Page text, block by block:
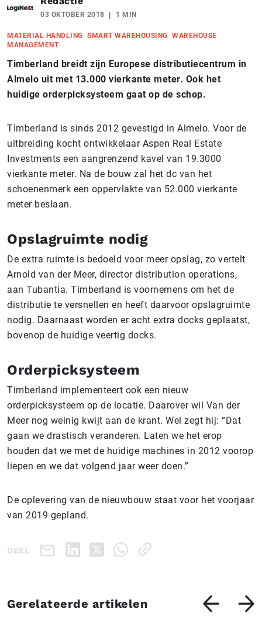
03 OKTOBER 2018 1 MIN
MATERIAL HANDLING SMART WAREHOUSING WAREHOUSE
MANAGEMENT
Timberland breidt zijn Europese distributiecentrum in
Almelo uit met 13.000 vierkante meter. Ook het
huidige orderpicksysteem gaat op de schop.
TImberland is sinds 2012 gevestigd in Almelo. Voor de
uitbreiding kocht ontwikkelaar Aspen Real Estate
Investments een aangrenzend kavel van 19.3000
vierkante meter. Na de bouw zal het dc van het
schoenenmerk een oppervlakte van 52.000 vierkante
meter beslaan.
Opslagruimte nodig
De extra ruimte is bedoeld voor meer opslag, zo vertelt
Arnold van der Meer, director distribution operations,
aan Tubantia. Timberland is voornemens om het de
distributie te versnellen en heeft daarvoor opslagruimte
nodig. Daarnaast worden er acht extra docks geplaatst,
bovenop de huidige veertig docks.
Orderpicksysteem
Timberland implementeert ook een nieuw
orderpicksysteem op de locatie. Daarover wil Van der
Meer nog weinig kwijt aan de krant. Wel zegt hij: “Dat
gaan we drastisch veranderen. Laten we het erop
houden dat we met de huidige machines in 2012 voorop
liepen en we dat volgend jaar weer doen.”
De oplevering van de nieuwbouw staat voor het voorjaar
van 2019 gepland.
DEEL
Gerelateerde artikelen